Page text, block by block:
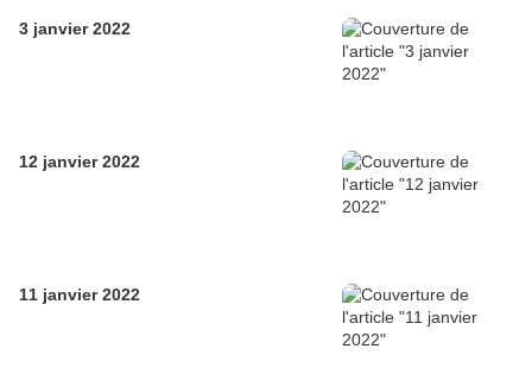
3 janvier 2022
12 janvier 2022
11 janvier 2022